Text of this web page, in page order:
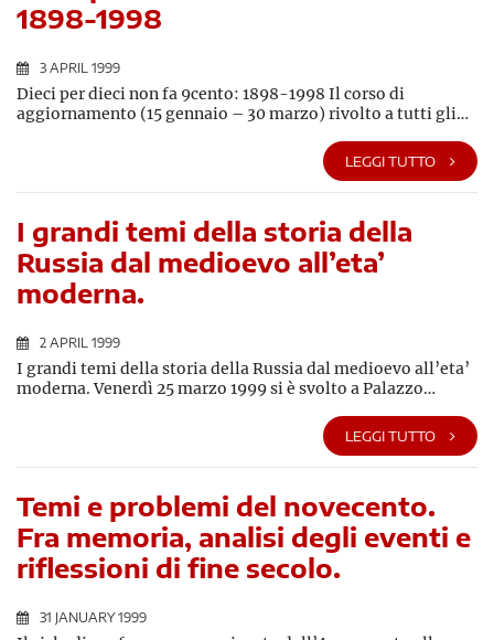
1898-1998
3 APRIL 1999
Dieci per dieci non fa 9cento: 1898-1998 Il corso di
aggiornamento (15 gennaio – 30 marzo) rivolto a tutti gli…
LEGGI TUTTO
I grandi temi della storia della
Russia dal medioevo all’eta’
moderna.
2 APRIL 1999
I grandi temi della storia della Russia dal medioevo all’eta’
moderna. Venerdì 25 marzo 1999 si è svolto a Palazzo…
LEGGI TUTTO
Temi e problemi del novecento.
Fra memoria, analisi degli eventi e
riflessioni di fine secolo.
31 JANUARY 1999